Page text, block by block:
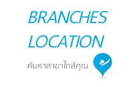
BRANCHES
LOCATION